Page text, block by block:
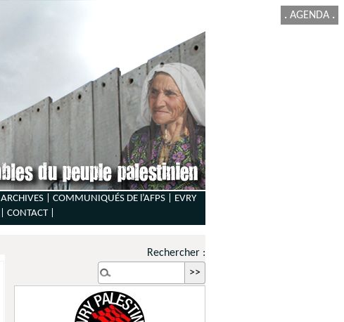
. AGENDA .
ARCHIVES | COMMUNIQUÉS DE l’AFPS |
EVRY
CONTACT|
Rechercher :